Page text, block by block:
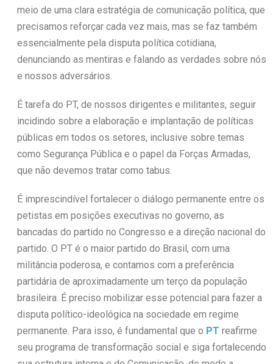
meio de uma clara estratégia de comunicação política, que
precisamos reforçar cada vez mais, mas se faz também
essencialmente pela disputa política cotidiana,
denunciando as mentiras e falando as verdades sobre nós
e nossos adversários.
É tarefa do PT, de nossos dirigentes e militantes, seguir
incidindo sobre a elaboração e implantação de políticas
públicas em todos os setores, inclusive sobre temas
como Segurança Pública e o papel da Forças Armadas,
que não devemos tratar como tabus.
É imprescindível fortalecer o diálogo permanente entre os
petistas em posições executivas no governo, as
bancadas do partido no Congresso e a direção nacional do
partido. O PT é o maior partido do Brasil, com uma
militância poderosa, e contamos com a preferência
partidária de aproximadamente um terço da população
brasileira. É preciso mobilizar esse potencial para fazer a
disputa político-ideológica na sociedade em regime
permanente. Para isso, é fundamental que o PT reafirme
seu programa de transformação social e siga fortalecendo